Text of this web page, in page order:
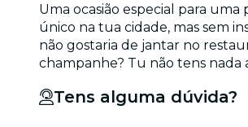
Uma ocasião especial para
único na tua cidade, mas sem
não gostaria de jantar no
champanhe? Tu não tens nada
Tens alguma dúvida?